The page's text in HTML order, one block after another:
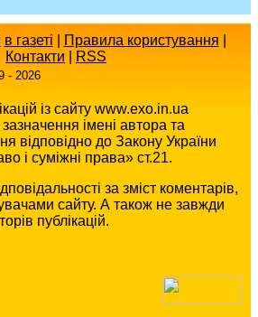
в газеті Правила користування
Контакти
RSS
- 2026
із сайту www.exo.in.ua
імені автора та
відповідно до Закону України
і суміжні права» ст.21.
за зміст коментарів,
сайту. А також не завжди
публікацій.